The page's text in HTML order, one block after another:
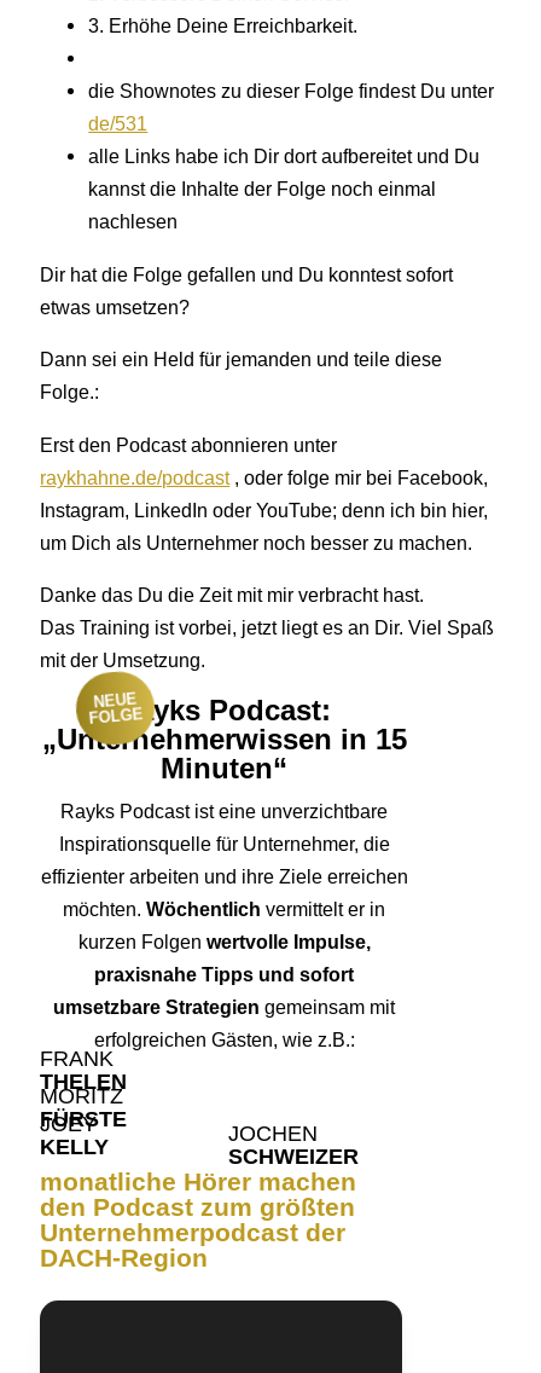
3. Erhöhe Deine Erreichbarkeit.
die Shownotes zu dieser Folge findest Du unter
de/531
alle Links habe ich Dir dort aufbereitet und Du
kannst die Inhalte der Folge noch einmal
nachlesen
Dir hat die Folge gefallen und Du konntest sofort
etwas umsetzen?
Dann sei ein Held für jemanden und teile diese
Folge.:
Erst den Podcast abonnieren unter
raykhahne.de/podcast, oder folge mir bei Facebook,
Instagram, LinkedIn oder YouTube; denn ich bin hier,
um Dich als Unternehmer noch besser zu machen.
Danke das Du die Zeit mit mir verbracht hast.
Das Training ist vorbei, jetzt liegt es an Dir. Viel Spaß
mit der Umsetzung.
Rayks Podcast:
„Unternehmerwissen in 15
Minuten“
NEUE
FOLGE
Rayks Podcast ist eine unverzichtbare
Inspirationsquelle für Unternehmer, die
effizienter arbeiten und ihre Ziele erreichen
möchten.Wöchentlich vermittelt er in
kurzen Folgen wertvolle Impulse,
praxisnahe Tipps und sofort
umsetzbare Strategien gemeinsam mit
erfolgreichen Gästen, wie z.B.:
FRANK
THELEN
MORITZ
FÜRSTE
JOEY
KELLY
JOCHEN
SCHWEIZER
monatliche Hörer machen
den Podcast zum größten
Unternehmerpodcast der
DACH-Region